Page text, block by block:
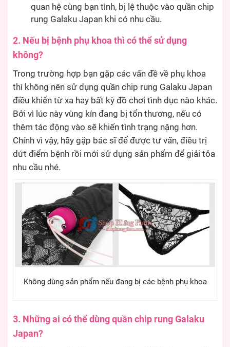
quan hệ cùng bạn tình, bị lệ thuộc vào quần chip
rung Galaku Japan khi có nhu cầu.
2. Nếu bị bệnh phụ khoa thì có thể sử dụng
không?
Trong trường hợp bạn gặp các vấn đề về phụ khoa
thì không nên sử dụng quần chip rung Galaku Japan
điều khiển từ xa hay bất kỳ đồ chơi tình dục nào khác.
Bởi vì lúc này vùng kín đang bị tổn thương, nếu có
thêm tác động vào sẽ khiến tình trạng nặng hơn.
Chính vì vậy, hãy gặp bác sĩ để được tư vấn, điều trị
dứt điểm bệnh rồi mới sử dụng sản phẩm để giải tỏa
nhu cầu nhé.
Không dùng sản phẩm nếu đang bị các bệnh phụ khoa
3. Những ai có thể dùng quần chip rung Galaku
Japan?